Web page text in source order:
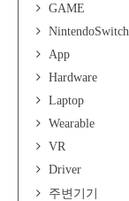
GAME
NintendoSwitch
App
Hardware
Laptop
Wearable
VR
Driver
주변기기